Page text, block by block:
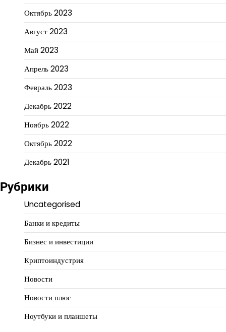
Октябрь 2023
Август 2023
Май 2023
Апрель 2023
Февраль 2023
Декабрь 2022
Ноябрь 2022
Октябрь 2022
Декабрь 2021
Рубрики
Uncategorised
Банки и кредиты
Бизнес и инвестиции
Криптоиндустрия
Новости
Новости плюс
Ноутбуки и планшеты